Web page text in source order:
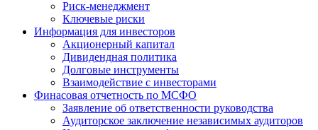
Риск-менеджмент
Ключевые риски
Информация для инвесторов
Акционерный капитал
Дивидендная политика
Долговые инструменты
Взаимодействие с инвеcторами
Финасовая отчетность по МСФО
Заявление об ответственности руководства
Аудиторское заключение независимых аудиторов